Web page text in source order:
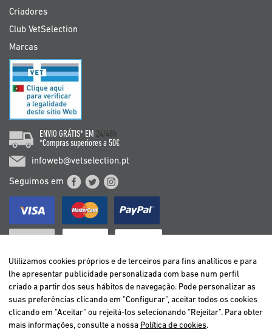
Criadores
Club VetSelection
Marcas
ENVIO GRÁTIS* EM 24/48h
*Compras superiores a 50€
infoweb@vetselection.pt
Seguimos em
BELGIË / BELGIQUE
DEUTSCHLAND
ESPAÑA
Utilizamos cookies próprios e de terceiros para fins analíticos e para
lhe apresentar publicidade personalizada com base num perfil
criado a partir dos seus hábitos de navegação. Pode personalizar as
suas preferências clicando em "Configurar", aceitar todos os cookies
clicando em "Aceitar" ou rejeitá-los selecionando "Rejeitar". Para obter
mais informações, consulte a nossa Política de cookies.